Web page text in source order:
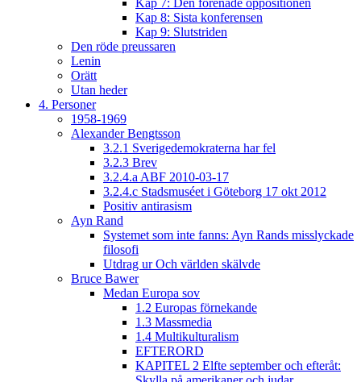
Kap 8: Sista konferensen
Kap 9: Slutstriden
Den röde preussaren
Lenin
Orätt
Utan heder
4. Personer
1958-1969
Alexander Bengtsson
3.2.1 Sverigedemokraterna har fel
3.2.3 Brev
3.2.4.a ABF 2010-03-17
3.2.4.c Stadsmuséet i Göteborg 17 okt 2012
Positiv antirasism
Ayn Rand
Systemet som inte fanns: Ayn Rands misslyckade
filosofi
Utdrag ur Och världen skälvde
Bruce Bawer
Medan Europa sov
1.2 Europas förnekande
1.3 Massmedia
1.4 Multikulturalism
EFTERORD
KAPITEL 2 Elfte september och efteråt: